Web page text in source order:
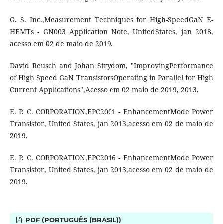
G. S. Inc.,Measurement Techniques for High-SpeedGaN E-
HEMTs - GN003 Application Note, UnitedStates, jan 2018,
acesso em 02 de maio de 2019.
David Reusch and Johan Strydom, "ImprovingPerformance
of High Speed GaN TransistorsOperating in Parallel for High
Current Applications",Acesso em 02 maio de 2019, 2013.
E. P. C. CORPORATION,EPC2001 - EnhancementMode Power
Transistor, United States, jan 2013,acesso em 02 de maio de
2019.
E. P. C. CORPORATION,EPC2016 - EnhancementMode Power
Transistor, United States, jan 2013,acesso em 02 de maio de
2019.
PDF (PORTUGUÊS (BRASIL))